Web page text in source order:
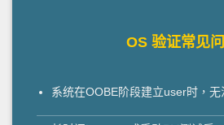
OS 验证常见
系统在OOBE阶段建立user时，无